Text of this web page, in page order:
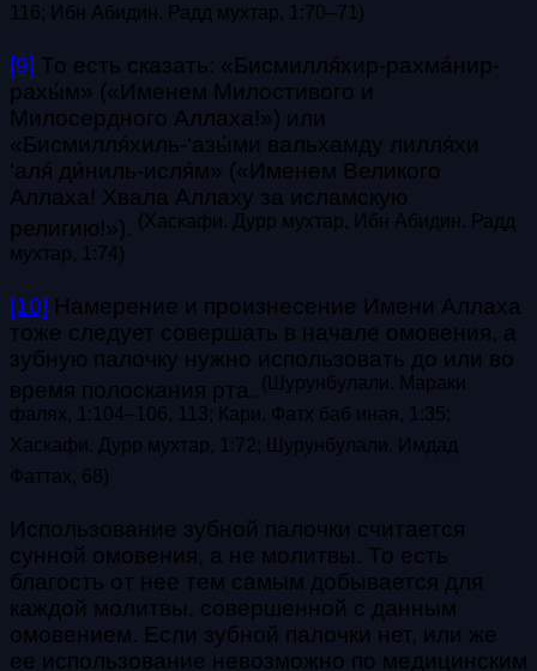
116; Ибн Абидин. Радд мухтар, 1:70–71)
[9] То есть сказать: «Бисмилля́хир-рахма́нир-
рахы́м» («Именем Милостивого и
Милосердного Аллаха!») или
«Бисмилля́хиль-‘азы́ми вальхамду лилля́хи
‘аля́ ди́ниль-исля́м» («Именем Великого
Аллаха! Хвала Аллаху за исламскую
религию!»). (Хаскафи. Дурр мухтар, Ибн Абидин. Радд
мухтар, 1:74)
[10] Намерение и произнесение Имени Аллаха
тоже следует совершать в начале омовения, а
зубную палочку нужно использовать до или во
время полоскания рта. (Шурунбулали. Мараки
фалях, 1:104–106, 113; Кари. Фатх баб иная, 1:35;
Хаскафи. Дурр мухтар, 1:72; Шурунбулали. Имдад
Фаттах, 68)
Использование зубной палочки считается
сунной омовения, а не молитвы. То есть
благость от нее тем самым добывается для
каждой молитвы, совершенной с данным
омовением. Если зубной палочки нет, или же
ее использование невозможно по медицинским